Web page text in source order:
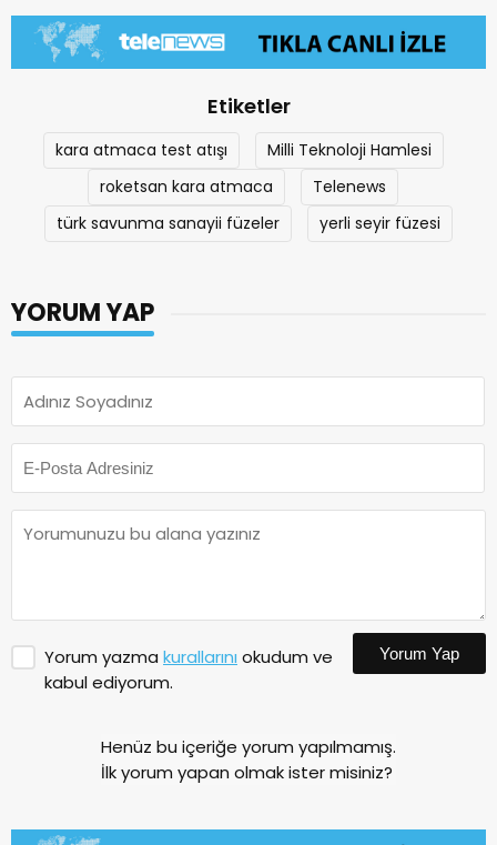
Etiketler
kara atmaca test atışı
Milli Teknoloji Hamlesi
roketsan kara atmaca
Telenews
türk savunma sanayii füzeler
yerli seyir füzesi
YORUM YAP
Yorum yazma kurallarını okudum ve
kabul ediyorum.
Yorum Yap
Henüz bu içeriğe yorum yapılmamış.
İlk yorum yapan olmak ister misiniz?